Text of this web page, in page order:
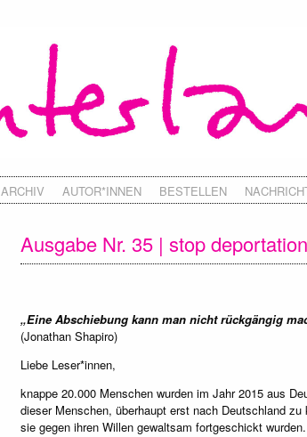
ARCHIV AUTOR*INNEN BESTELLEN
Ausgabe Nr. 35 | stop deportation
„Eine Abschiebung kann man nicht rückgängig
(Jonathan Shapiro)
Liebe Leser*innen,
knappe 20.000 Menschen wurden im Jahr 2015 aus
dieser Menschen, überhaupt erst nach Deutschland
sie gegen ihren Willen gewaltsam fortgeschickt wurden.